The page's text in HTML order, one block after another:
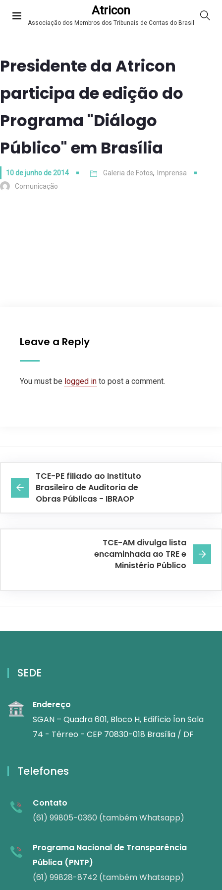
Atricon
Associação dos Membros dos Tribunais de Contas do Brasil
Presidente da Atricon
participa de edição do
Programa "Diálogo
Público" em Brasília
10 de junho de 2014 Galeria de Fotos,
Imprensa
Comunicação
Leave a Reply
You must be logged in to post a comment.
TCE-PE filiado ao Instituto
Brasileiro de Auditoria de
Obras Públicas - IBRAOP
TCE-AM divulga lista
encaminhada ao TRE e
Ministério Público
SEDE
Endereço
SGAN – Quadra 601, Bloco H, Edifício Íon Sala
74 - Térreo - CEP 70830-018 Brasília / DF
Telefones
Contato
(61) 99805-0360 (também Whatsapp)
Programa Nacional de Transparência
Pública (PNTP)
(61) 99828-8742 (também Whatsapp)